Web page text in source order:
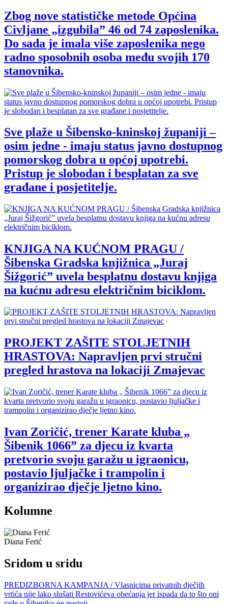
Zbog nove statističke metode Općina
Civljane „izgubila” 46 od 74 zaposlenika.
Do sada je imala više zaposlenika nego
radno sposobnih osoba među svojih 170
stanovnika.
Sve plaže u Šibensko-kninskoj županiji –
osim jedne - imaju status javno dostupnog
pomorskog dobra u općoj upotrebi.
Pristup je slobodan i besplatan za sve
građane i posjetitelje.
KNJIGA NA KUĆNOM PRAGU /
Šibenska Gradska knjižnica „Juraj
Šižgorić” uvela besplatnu dostavu knjiga
na kućnu adresu električnim biciklom.
PROJEKT ZAŠITE STOLJETNIH
HRASTOVA: Napravljen prvi stručni
pregled hrastova na lokaciji Zmajevac
Ivan Zoričić, trener Karate kluba „
Šibenik 1066” za djecu iz kvarta
pretvorio svoju garažu u igraonicu,
postavio ljuljačke i trampolin i
organizirao dječje ljetno kino.
Kolumne
Diana Ferić
Sridom u sridu
PREDIZBORNA KAMPANJA / Vlasnicima privatnih dječjih
vrtića nije lako slušati Restovićeva obećanja jer ispada da to što oni